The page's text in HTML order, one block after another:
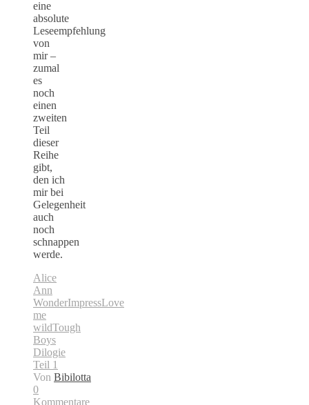
eine
absolute
Leseempfehlung
von
mir –
zumal
es
noch
einen
zweiten
Teil
dieser
Reihe
gibt,
den ich
mir bei
Gelegenheit
auch
noch
schnappen
werde.
Alice
Ann
WonderImpressLove
me
wildTough
Boys
Dilogie
Teil 1
Von Bibilotta
0
Kommentare